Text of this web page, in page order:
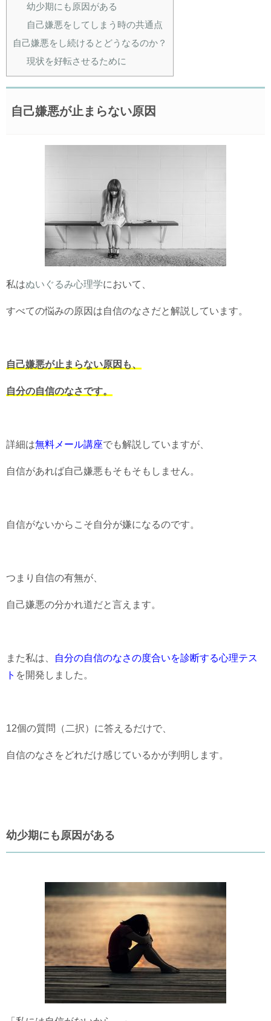
幼少期にも原因がある
自己嫌悪をしてしまう時の共通点
自己嫌悪をし続けるとどうなるのか？
現状を好転させるために
自己嫌悪が止まらない原因
私はぬいぐるみ心理学において、
すべての悩みの原因は自信のなさだと解説しています。
自己嫌悪が止まらない原因も、
自分の自信のなさです。
詳細は無料メール講座でも解説していますが、
自信があれば自己嫌悪もそもそもしません。
自信がないからこそ自分が嫌になるのです。
つまり自信の有無が、
自己嫌悪の分かれ道だと言えます。
また私は、
自分の自信のなさの度合いを診断する心理テス
ト を開発しました。
12個の質問（二択）に答えるだけで、
自信のなさをどれだけ感じているかが判明します。
幼少期にも原因がある